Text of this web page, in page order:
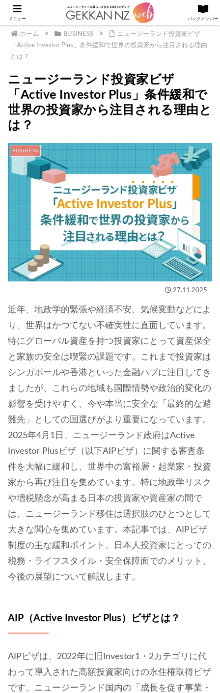
ホーム BUSINESS
ニュージーランド投資家ビザ
「Active Investor Plus」条件緩和で世界の投資家から注目される理由
とは？
ニュージーランド投資家ビザ
「Active Investor Plus」条件緩和で
世界の投資家から注目される理由と
は？
BUSINESS
27.11.2025
近年、地政学的緊張や経済不安、気候変動などによ
り、世界はかつてない不確実性に直面しています。
特にグローバル資産を持つ投資家にとって資産保全
と家族の安全は喫緊の課題です。これまで投資家は
シンガポールや香港といった金融ハブに注目してき
ましたが、これらの地域も国際情勢や政治的変化の
影響を受けやすく、今や本当に安全な「最終的な避
難先」としての国選びがより重要になっています。
2025年4月1日、ニュージーランド政府はActive
Investor Plusビザ（以下AIPビザ）に関する審査条
件を大幅に緩和し、世界中の富裕層・起業家・投資
家から再び注目を集めています。特に地政学リスク
や増税懸念が高まる日本の投資家や資産家の間で
は、ニュージーランド移住は選択肢のひとつとして
大きな関心を集めています。本記事では、AIPビザ
制度の主な緩和ポイント、日本人投資家にとっての
税務・ライフスタイル・安全保障面でのメリット、
今後の展望について解説します。
AIP（Active Investor Plus）ビザとは？
AIPビザは、2022年に旧Investor1・2カテゴリに代
わって導入された高額投資家向けの永住権取得ビザ
です。ニュージーランド国内の「成長を促す事業・
メニュー バックナンバー